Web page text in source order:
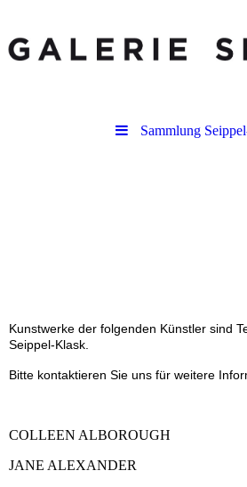
Sammlung
Kunstwerke der folgenden Künstler sind
Seippel-Klask.
Bitte kontaktieren Sie uns für weitere
COLLEEN ALBOROUGH
JANE ALEXANDER